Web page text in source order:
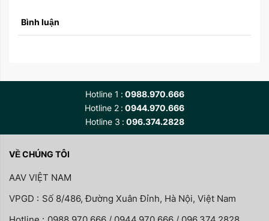
Bình luận
Hotline 1
0988.970.666
Hotline 2 0944.970.666
Hotline 3
096.374.2828
VỀ CHÚNG TÔI
AAV VIỆT NAM
VPGD : Số 8/486, Đường Xuân Đỉnh, Hà Nội, Việt Nam